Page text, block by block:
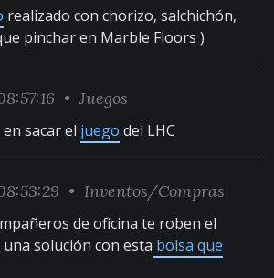
realizado con chorizo, salchichón,
pinchar en Marble Floors )
• Juegos
sacar el juego del LHC
• Inventos/Compras
de oficina te roben el
solución con esta bolsa que